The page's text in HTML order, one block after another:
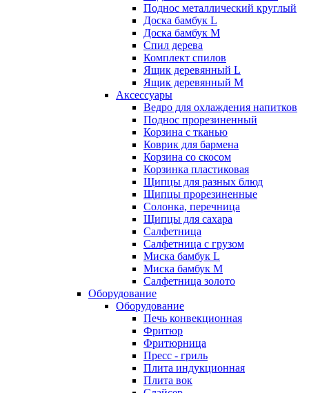
Поднос металлический круглый
Доска бамбук L
Доска бамбук M
Спил дерева
Комплект спилов
Ящик деревянный L
Ящик деревянный M
Аксессуары
Ведро для охлаждения напитков
Поднос прорезиненный
Корзина с тканью
Коврик для бармена
Корзина со скосом
Корзинка пластиковая
Щипцы для разных блюд
Щипцы прорезиненные
Солонка, перечница
Щипцы для сахара
Салфетница
Салфетница с грузом
Миска бамбук L
Миска бамбук M
Салфетница золото
Оборудование
Оборудование
Печь конвекционная
Фритюр
Фритюрница
Пресс - гриль
Плита индукционная
Плита вок